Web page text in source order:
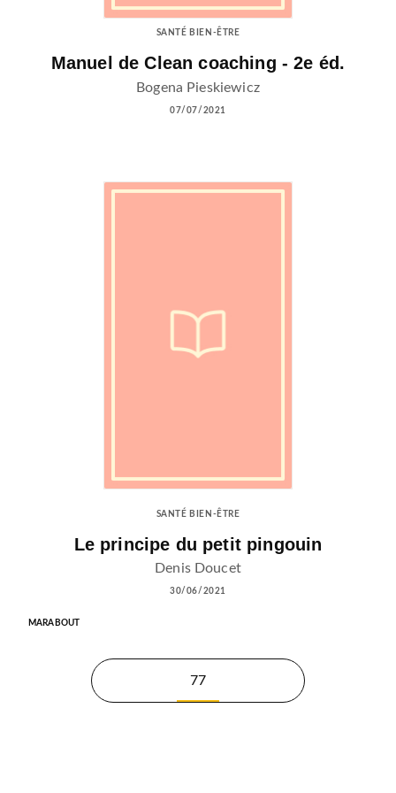
SANTÉ BIEN-ÊTRE
Manuel de Clean coaching - 2e éd.
Bogena Pieskiewicz
07/07/2021
SANTÉ BIEN-ÊTRE
Le principe du petit pingouin
Denis Doucet
30/06/2021
MARABOUT
77